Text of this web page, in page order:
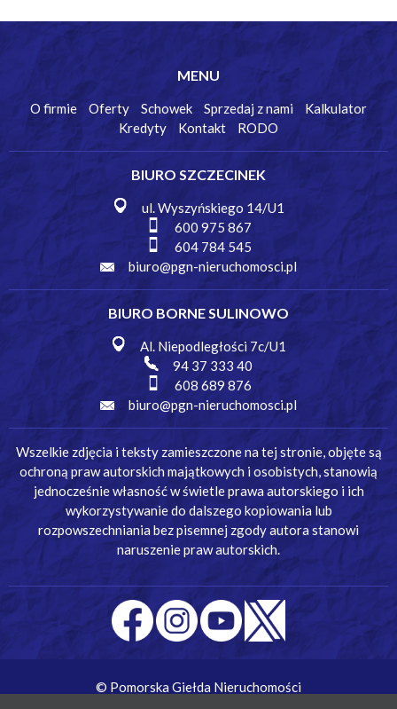
MENU
O firmie Oferty Schowek Sprzedaj z nami
Kalkulator
Kredyty
Kontakt RODO
BIURO SZCZECINEK
ul. Wyszyńskiego 14/U1
600 975 867
604 784 545
biuro@pgn-nieruchomosci.pl
BIURO BORNE SULINOWO
Al. Niepodległości 7c/U1
94 37 333 40
608 689 876
biuro@pgn-nieruchomosci.pl
Wszelkie zdjęcia i teksty zamieszczone na tej stronie, objęte są
ochroną praw autorskich majątkowych i osobistych, stanowią
jednocześnie własność w świetle prawa autorskiego i ich
wykorzystywanie do dalszego kopiowania lub
rozpowszechniania bez pisemnej zgody autora stanowi
naruszenie praw autorskich.
© Pomorska Giełda Nieruchomości